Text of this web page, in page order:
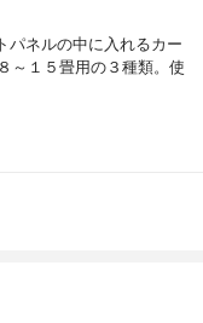
パネルの中に入れるカー
～１５畳用の３種類。使